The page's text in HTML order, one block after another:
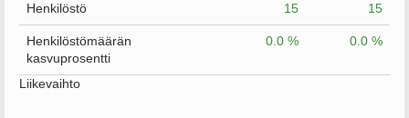
Henkilöstö 15 15
Henkilöstömäärän
kasvuprosentti
0.0 % 0.0 %
Liikevaihto